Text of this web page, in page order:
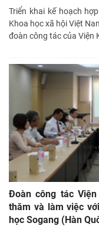
Triển khai kế hoạch
Khoa học xã hội Việt
đoàn công tác của Viện
Đoàn công tác
thăm và làm việc
học Sogang (Hàn